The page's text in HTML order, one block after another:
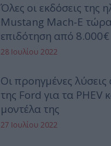
Όλες οι εκδόσεις της
Mustang Mach-E
επιδότηση από 8.000€
28 Ιουλίου 2022
Οι προηγμένες λύσεις
της Ford για τα PHEV
μοντέλα της
27 Ιουλίου 2022